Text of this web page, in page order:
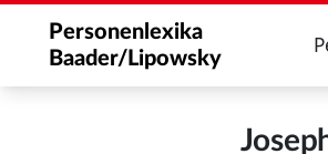
Personenlexika
Baader/Lipowsky